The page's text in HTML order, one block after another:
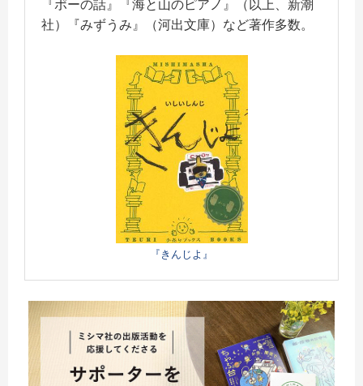
『ポーの話』『海と山のピアノ』（以上、新潮
社）『みずうみ』（河出文庫）など著作多数。
『きんじよ』